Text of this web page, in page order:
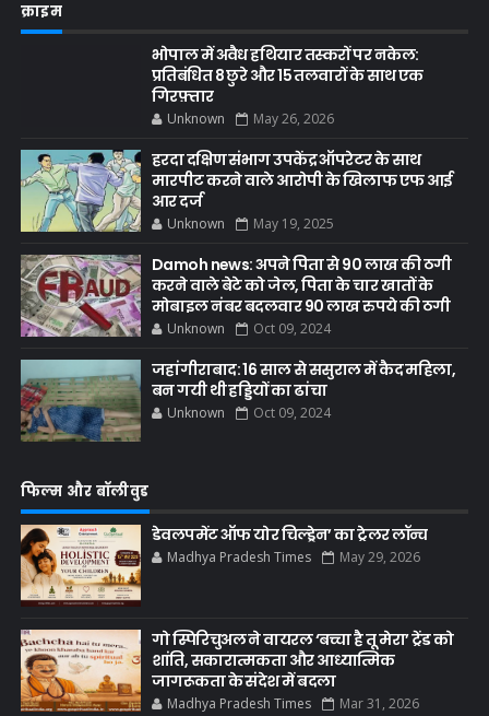
क्राइम
भोपाल में अवैध हथियार तस्करों पर नकेल:
प्रतिबंधित 8 छुरे और 15 तलवारों के साथ एक
गिरफ़्तार
Unknown May 26, 2026
हरदा दक्षिण संभाग उपकेंद्र ऑपरेटर के साथ
मारपीट करने वाले आरोपी के खिलाफ एफ आई
आर दर्ज
Unknown May 19, 2025
Damoh news: अपने पिता से 90 लाख की ठगी
करने वाले बेटे को जेल, पिता के चार खातों के
मोबाइल नंबर बदलवार 90 लाख रुपये की ठगी
Unknown Oct 09, 2024
जहांगीराबाद: 16 साल से ससुराल में कैद महिला,
बन गयी थी हड्डियों का ढांचा
Unknown Oct 09, 2024
फिल्म और बॉलीवुड
डेवलपमेंट ऑफ योर चिल्ड्रेन’ का ट्रेलर लॉन्च
Madhya Pradesh Times May 29, 2026
गो स्पिरिचुअल ने वायरल ‘बच्चा है तू मेरा’ ट्रेंड को
शांति, सकारात्मकता और आध्यात्मिक
जागरूकता के संदेश में बदला
Madhya Pradesh Times Mar 31, 2026